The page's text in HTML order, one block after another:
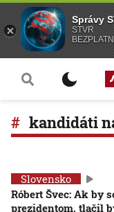
kandidáti
Slovensko
Róbert Švec: Ak by
prezidentom, tlačil
Správy
STVR